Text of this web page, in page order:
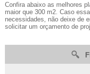
Confira abaixo as melhores
maior que 300 m2. Caso
necessidades, não deixe de
solicitar um orçamento de